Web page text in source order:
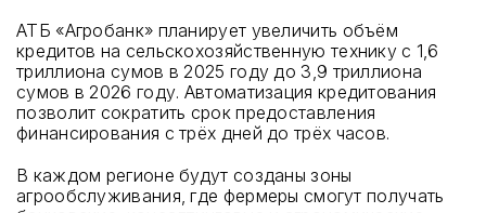
АТБ «Агробанк» планирует увеличить объём
кредитов на сельскохозяйственную технику с 1,6
триллиона сумов в 2025 году до 3,9 триллиона
сумов в 2026 году. Автоматизация кредитования
позволит сократить срок предоставления
финансирования с трёх дней до трёх часов.
В каждом регионе будут созданы зоны
агрообслуживания, где фермеры смогут получать